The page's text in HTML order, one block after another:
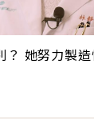
？ 她努力製
為台灣奉獻36
！」
台灣找快樂
上萬爺奶：退
成為全球最
是「這個」
手阿伯拉小